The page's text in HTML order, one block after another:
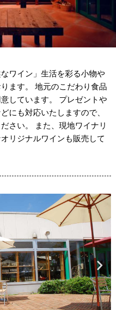
ワイン」生活を彩る小物や
ます。 地元のこだわり食品
しています。 プレゼントや
にも対応いたしますので、
さい。 また、現地ワイナリ
リジナルワインも販売して